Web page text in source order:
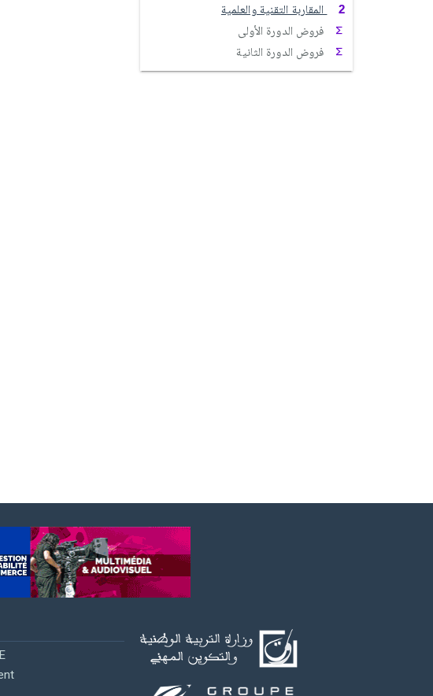
المقاربة التقنية والعلمية
فروض الدورة الأولى
فروض الدورة الثانية